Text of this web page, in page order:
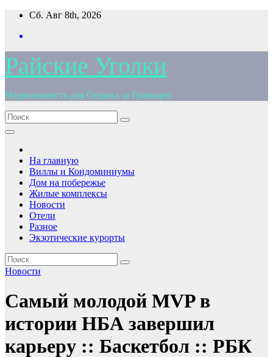
Перейти
содержимому
Сб. Авг 8th, 2026
Райские Уголки
Недвижимость для Отдыха за Границей
На главную
Виллы и Кондоминиумы
Дом на побережье
Жилые комплексы
Новости
Отели
Разное
Экзотические курорты
Новости
Самый молодой MVP в
истории НБА завершил
карьеру :: Баскетбол :: РБК